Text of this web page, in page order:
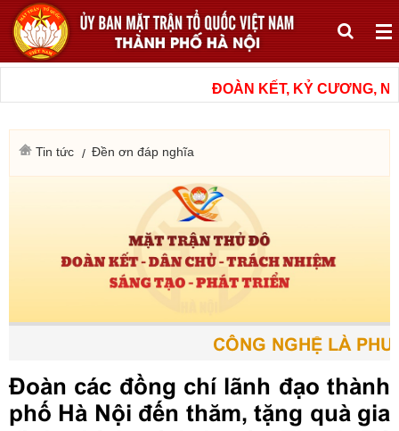
ĐOÀN KẾT, KỶ CƯƠNG,
Tin tức Đền ơn đáp nghĩa
CÔNG NGHỆ LÀ
Đoàn các đồng chí lãnh đạo thành
phố Hà Nội đến thăm, tặng quà gia